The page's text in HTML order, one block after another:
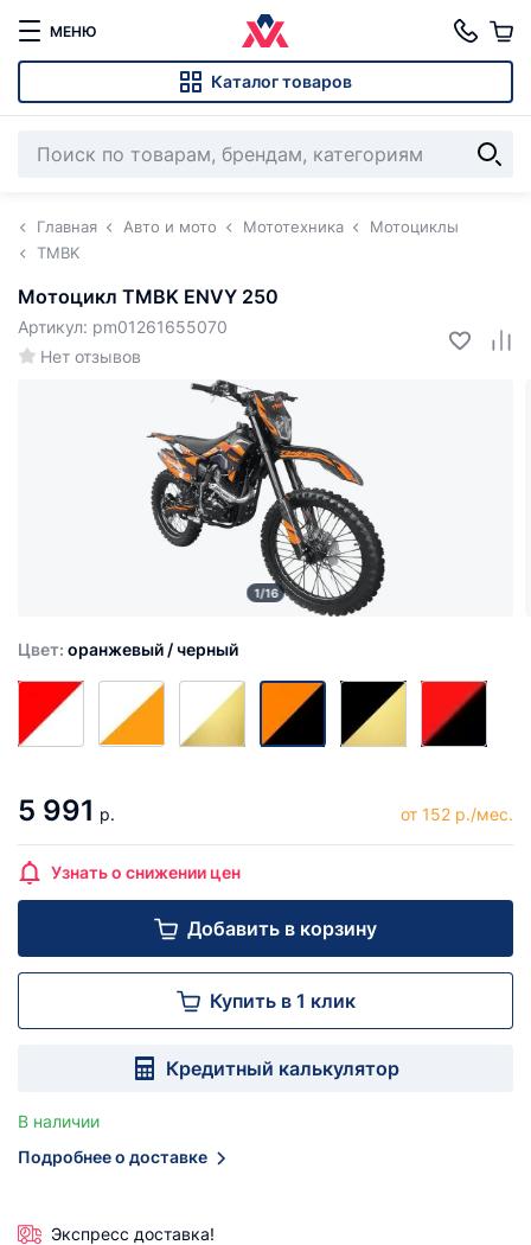
МЕНЮ
Каталог товаров
Главная Авто и мото Мототехника
Мотоциклы
TMBK
Мотоцикл TMBK ENVY 250
Нет отзывов
Артикул: pm01261655070
1/16
Цвет: оранжевый / черный
5 991 р. от 152 р./мес.
Узнать о снижении цен
Добавить в корзину
Купить в 1 клик
Кредитный калькулятор
В наличии
Подробнее о доставке
Экспресс доставка!